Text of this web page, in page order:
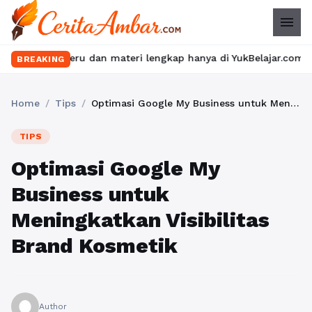
menu
BREAKING
dan materi lengkap hanya di YukBelajar.com. Mulai
Home / Tips / Optimasi Google My Business untuk Meningkatkan Visibilitas Brand Kosmetik
TIPS
Optimasi Google My
Business untuk
Meningkatkan Visibilitas
Brand Kosmetik
Author